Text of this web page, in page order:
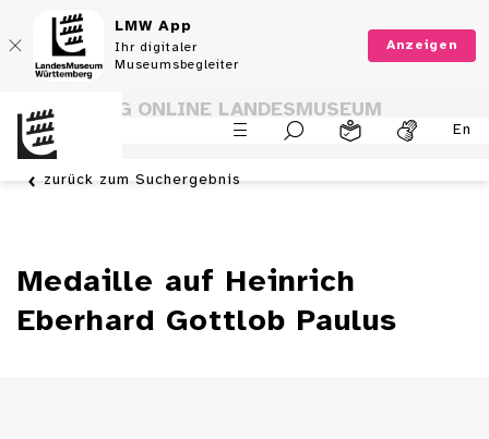
LMW App
Ihr digitaler
Museumsbegleiter
Anzeigen
En
SAMMLUNG ONLINE LANDESMUSEUM
WÜRTTEMBERG
zurück zum Suchergebnis
Medaille auf Heinrich
Eberhard Gottlob Paulus